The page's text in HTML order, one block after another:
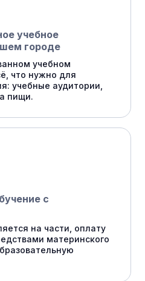
учебное
городе
учебном
что нужно для
учебные аудитории,
пищи.
с
на части, оплату
материнского